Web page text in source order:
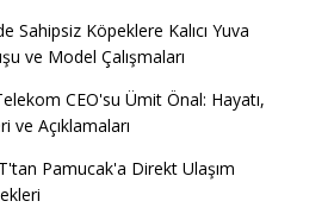
Sahipsiz Köpeklere Kalıcı Yuva
ve Model Çalışmaları
CEO'su Ümit Önal: Hayatı,
ve Açıklamaları
Pamucak'a Direkt Ulaşım